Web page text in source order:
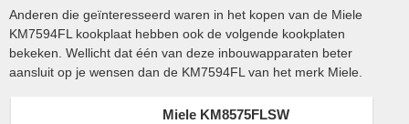
Anderen die geïnteresseerd waren in het kopen van de Miele
KM7594FL kookplaat hebben ook de volgende kookplaten
bekeken. Wellicht dat één van deze inbouwapparaten beter
aansluit op je wensen dan de KM7594FL van het merk Miele.
Miele KM8575FLSW